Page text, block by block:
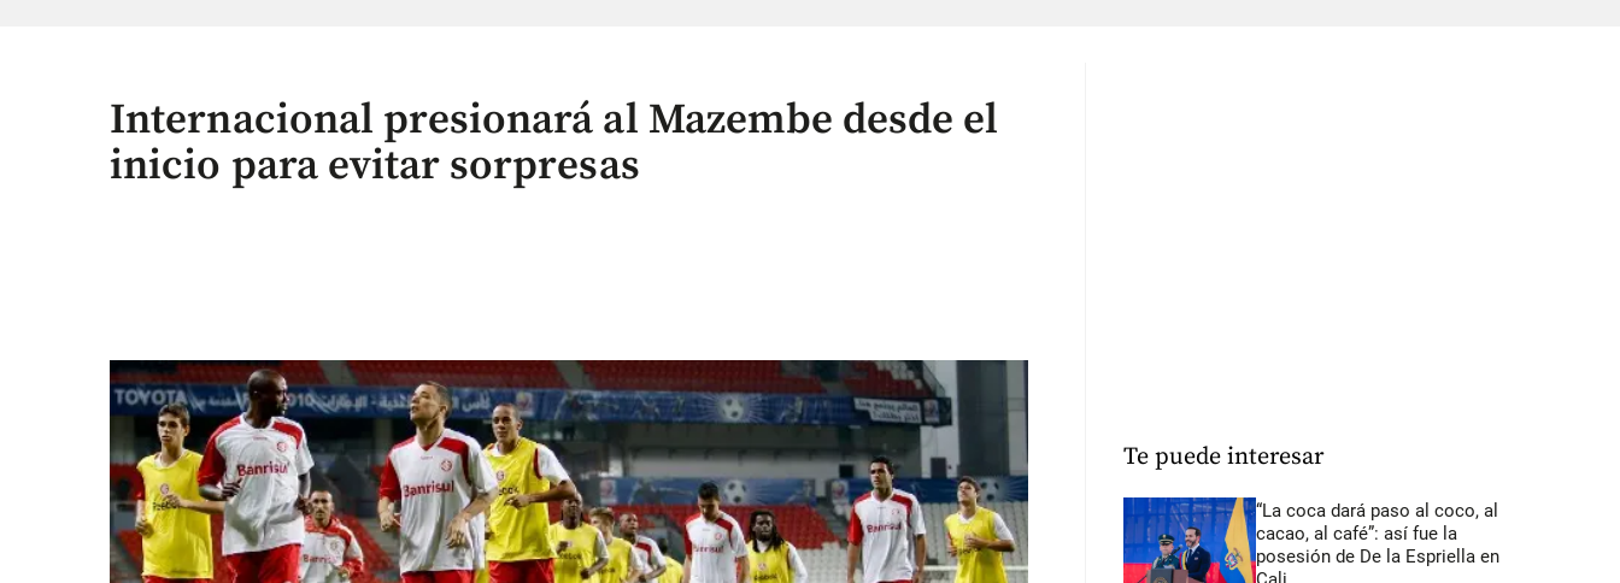
Internacional presionará al Mazembe desde el
inicio para evitar sorpresas
Te puede interesar
“La coca dará paso al coco, al
cacao, al café”: así fue la
posesión de De la Espriella en